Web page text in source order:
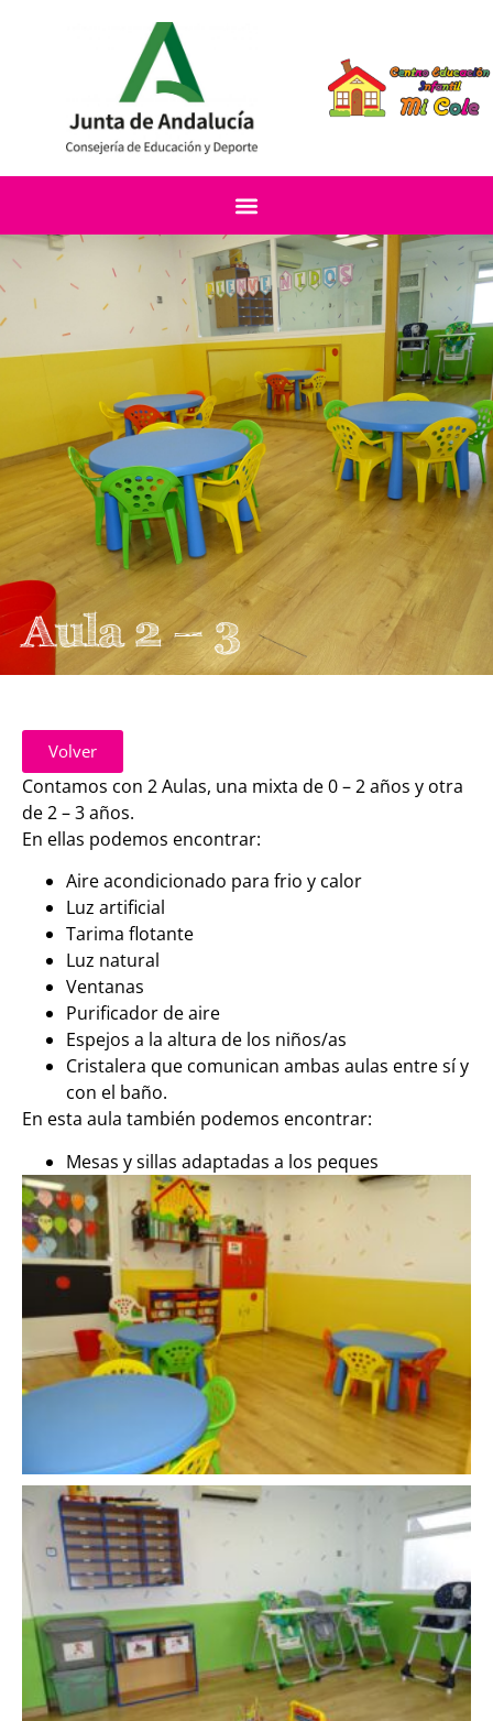
Aula 2 – 3
Volver
Contamos con 2 Aulas, una mixta de 0 – 2 años y otra
de 2 – 3 años.
En ellas podemos encontrar:
Aire acondicionado para frio y calor
Luz artificial
Tarima flotante
Luz natural
Ventanas
Purificador de aire
Espejos a la altura de los niños/as
Cristalera que comunican ambas aulas entre sí y
con el baño.
En esta aula también podemos encontrar:
Mesas y sillas adaptadas a los peques